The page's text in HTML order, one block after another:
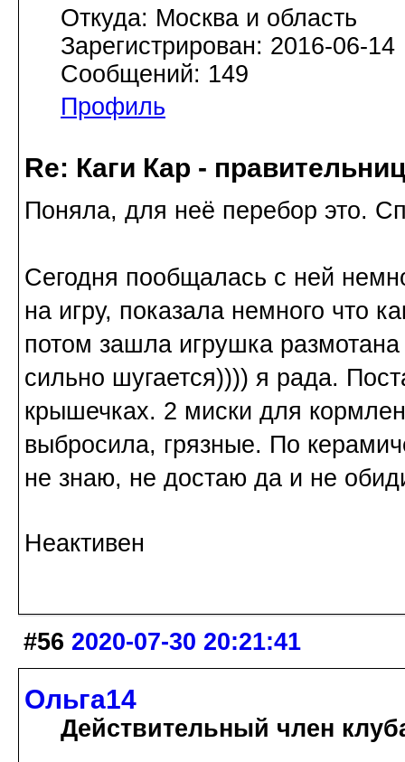
Откуда: Москва и область
Зарегистрирован: 2016-06-14
Сообщений: 149
Профиль
Re: Каги Кар -
Поняла, для неё перебор это.
Сегодня пообщалась с ней
на игру, показала немного что
потом зашла игрушка
сильно шугается)))) я рада.
крышечках. 2 миски для
выбросила, грязные. По
не знаю, не достаю да и не
Неактивен
#56 2020-07-30 20:21:41
Ольга14
Действительный член